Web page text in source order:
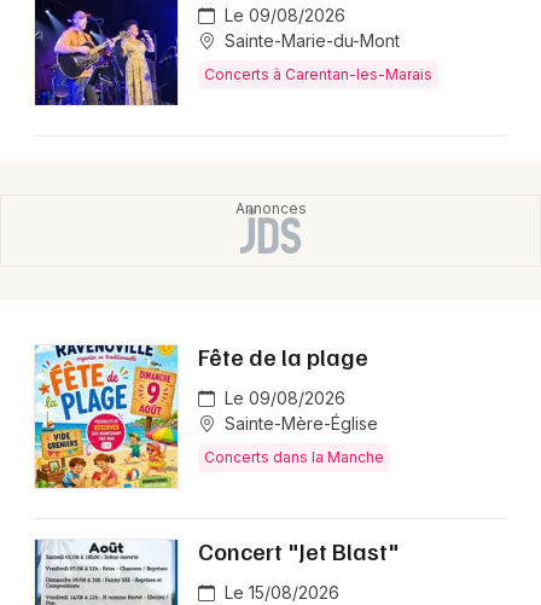
Le 09/08/2026
Sainte-Marie-du-Mont
Concerts à Carentan-les-Marais
Fête de la plage
Le 09/08/2026
Sainte-Mère-Église
Concerts dans la Manche
Concert "Jet Blast"
Le 15/08/2026